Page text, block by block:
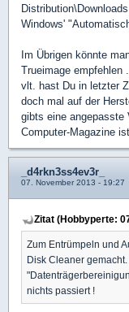
Windows'
Im Übrigen könnte
Trueimage empfehlen
vlt. hast Du in letzter
doch mal auf der
gibts eine angepasste
Computer-Magazine
_d4rkn3ss4ev3r_
07. November 2013 - 19:27
Zitat (Hobbyperte:
Zum Entrümpeln und
Disk Cleaner
nichts passiert !